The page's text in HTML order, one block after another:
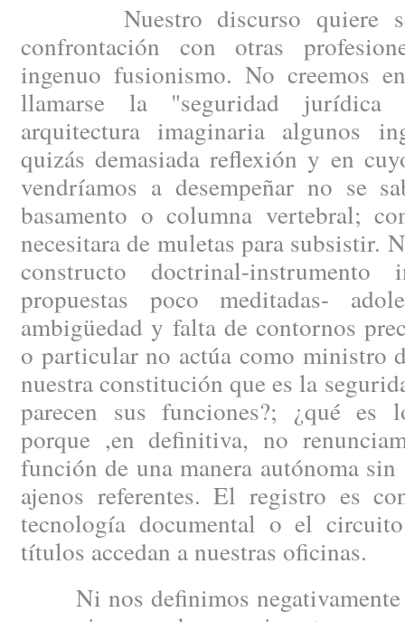
Nuestro discurso quiere
confrontación con otras
ingenuo fusionismo. No creemos
llamarse la "seguridad jurídica
arquitectura imaginaria algunos
quizás demasiada reflexión y en
vendríamos a desempeñar no se
basamento o columna vertebral;
necesitara de muletas para subsistir.
constructo doctrinal-instrumento
propuestas poco meditadas-
ambigüedad y falta de contornos
o particular no actúa como ministro
nuestra constitución que es la
parecen sus funciones?; ¿qué
porque ,en definitiva, no
función de una manera autónoma
ajenos referentes. El registro es
tecnología documental o el
títulos accedan a nuestras oficinas.
Ni nos definimos negativamente